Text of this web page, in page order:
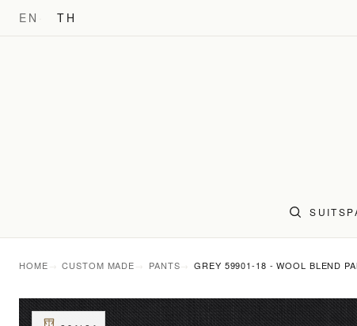
EN TH
SUITS
HOME CUSTOM MADE PANTS GREY 59901-18 - WOOL BLEND